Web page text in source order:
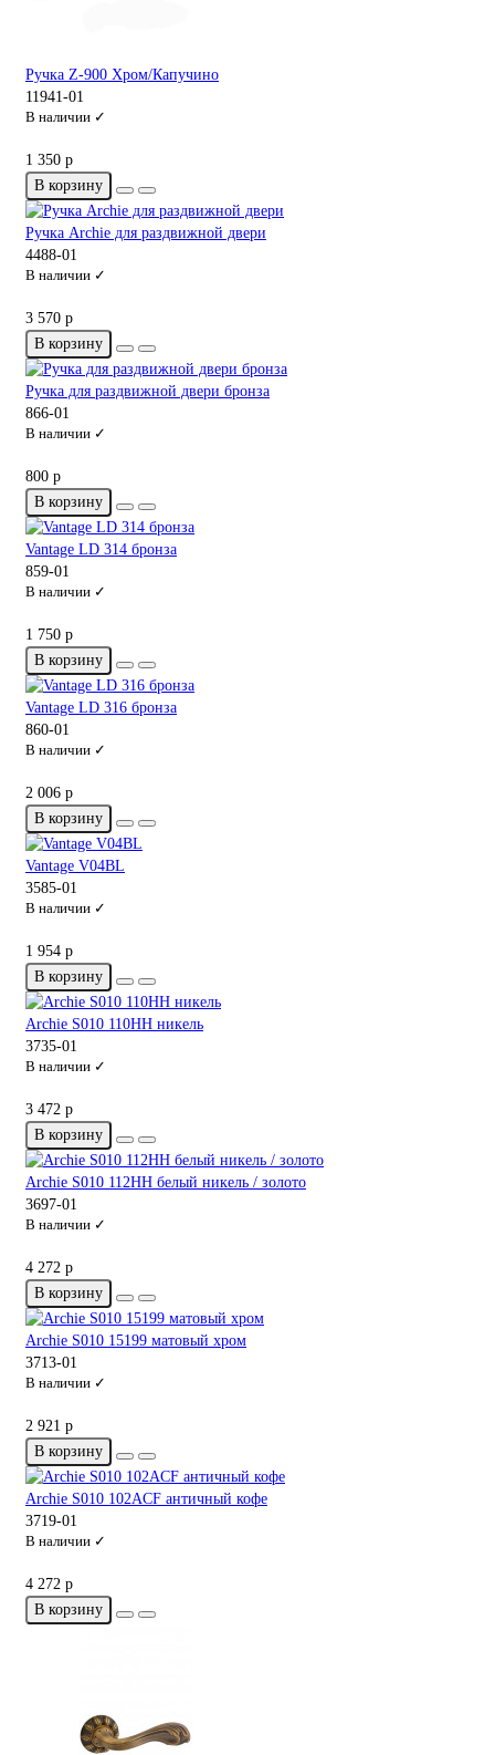
Ручка Z-900 Хром/Капучино
11941-01
В наличии ✓
1 350 р
В корзину
Ручка Archie для раздвижной двери
4488-01
В наличии ✓
3 570 р
В корзину
Ручка для раздвижной двери бронза
866-01
В наличии ✓
800 р
В корзину
Vantage LD 314 бронза
859-01
В наличии ✓
1 750 р
В корзину
Vantage LD 316 бронза
860-01
В наличии ✓
2 006 р
В корзину
Vantage V04BL
3585-01
В наличии ✓
1 954 р
В корзину
Archie S010 110HH никель
3735-01
В наличии ✓
3 472 р
В корзину
Archie S010 112HH белый никель / золото
3697-01
В наличии ✓
4 272 р
В корзину
Archie S010 15199 матовый хром
3713-01
В наличии ✓
2 921 р
В корзину
Archie S010 102ACF античный кофе
3719-01
В наличии ✓
4 272 р
В корзину